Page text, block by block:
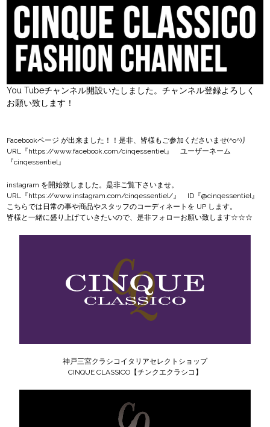
You Tubeチャンネル開設いたしました。チャンネル登録よろしく
お願い致します！
Facebookページ が出来ました！！是非、皆様もご参加くださいませ(^o^)丿
URL『https://www.facebook.com/cinqessentiel』 ユーザーネーム
『cinqessentiel』
instagram を開始致しました。是非ご覧下さいませ。
URL『https://www.instagram.com/cinqessentiel/』 ID『@cinqessentiel』
こちらでは日常の事や商品やスタッフのコーディネートを UP します。
皆様と一緒に盛り上げていきたいので、是非フォローお願い致します☆☆☆
神戸三宮クラシコイタリアセレクトショップ
CINQUE CLASSICO【チンクエクラシコ】